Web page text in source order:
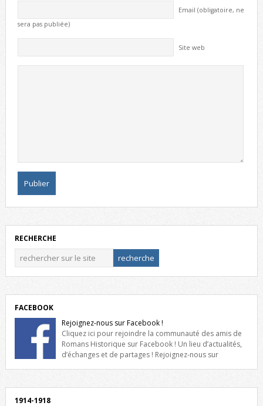
Email (obligatoire, ne
sera pas publiée)
Site web
RECHERCHE
FACEBOOK
Rejoignez-nous sur Facebook !
Cliquez ici pour rejoindre la communauté des amis de
Romans Historique sur Facebook ! Un lieu d’actualités,
d’échanges et de partages ! Rejoignez-nous sur
1914-1918